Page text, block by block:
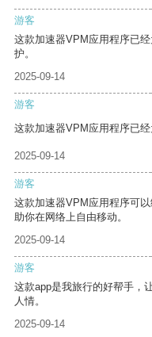
游客
这款加速器VPM应用程序已
护。
2025-09-14
游客
这款加速器VPM应用程序已
2025-09-14
游客
这款加速器VPM应用程序可
助你在网络上自由移动。
2025-09-14
游客
这款app是我旅行的好帮手，
人情。
2025-09-14